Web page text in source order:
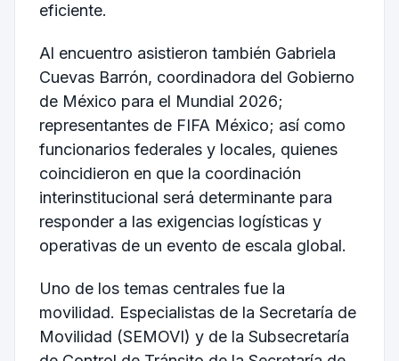
eficiente.
Al encuentro asistieron también Gabriela
Cuevas Barrón, coordinadora del Gobierno
de México para el Mundial 2026;
representantes de FIFA México; así como
funcionarios federales y locales, quienes
coincidieron en que la coordinación
interinstitucional será determinante para
responder a las exigencias logísticas y
operativas de un evento de escala global.
Uno de los temas centrales fue la
movilidad. Especialistas de la Secretaría de
Movilidad (SEMOVI) y de la Subsecretaría